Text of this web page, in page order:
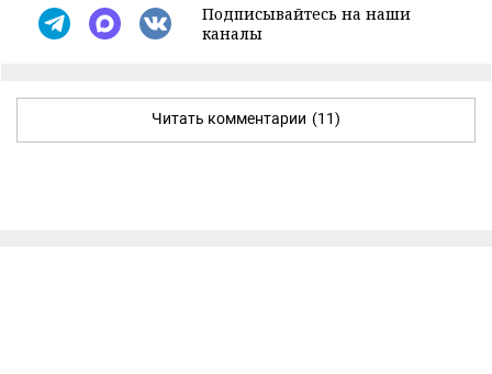
Подписывайтесь на наши
каналы
Читать комментарии (11)